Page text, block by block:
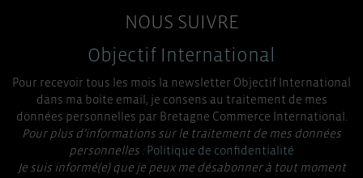
NOUS SUIVRE
Objectif International
Pour recevoir tous les mois la newsletter Objectif International
dans ma boite email, je consens au traitement de mes
données personnelles par Bretagne Commerce International.
Pour plus d’informations sur le traitement de mes données
personnelles :Politique de confidentialité
Je suis informé(e) que je peux me désabonner à tout moment